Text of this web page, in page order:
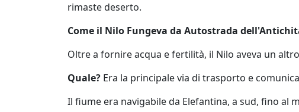
rimaste deserto.
Come il Nilo Fungeva da Autostrada
Oltre a fornire acqua e fertilità, il Nilo aveva un
Quale? Era la principale via di trasporto e
Il fiume era navigabile da Elefantina, a sud, fino al